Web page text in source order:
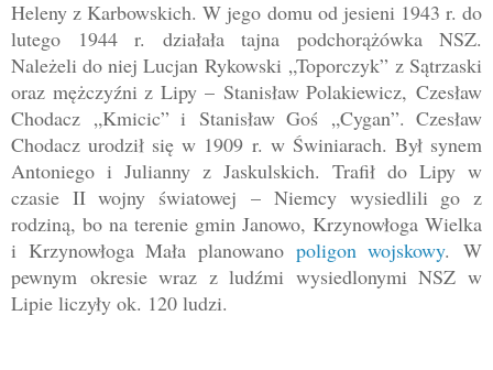
Heleny z Karbowskich. W jego domu od jesieni 1943 r. do
lutego 1944 r. działała tajna podchorążówka NSZ.
Należeli do niej Lucjan Rykowski „Toporczyk” z Sątrzaski
oraz mężczyźni z Lipy– Stanisław Polakiewicz, Czesław
Chodacz „Kmicic” i Stanisław Goś „Cygan”. Czesław
Chodacz urodził się w 1909 r. w Świniarach. Był synem
Antoniego i Julianny z Jaskulskich. Trafił do Lipy w
czasie II wojny światowej –Niemcy wysiedlili go z
rodziną, bo na terenie gmin Janowo, Krzynowłoga Wielka
i Krzynowłoga Mała planowano poligon wojskowy.W
pewnym okresie wraz z ludźmi wysiedlonymi NSZ w
Lipie liczyły ok. 120 ludzi.